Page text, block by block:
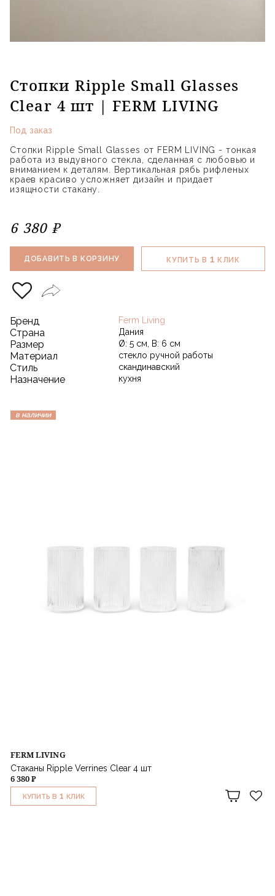
Стопки Ripple Small Glasses
Clear 4 шт | FERM LIVING
Под заказ
Стопки Ripple Small Glasses от FERM LIVING - тонкая
работа из выдувного стекла, сделанная с любовью и
вниманием к деталям. Вертикальная рябь рифленых
краев красиво усложняет дизайн и придает
изящности стакану.
6 380 ₽
ДОБАВИТЬ В КОРЗИНУ КУПИТЬ В 1 КЛИК
Бренд Ferm Living
Страна Дания
Размер Ø: 5 см, В: 6 см
Материал стекло ручной работы
Стиль скандинавский
Назначение кухня
в наличии
FERM LIVING
Стаканы Ripple Verrines Clear 4 шт
6 380 ₽
КУПИТЬ В 1 КЛИК